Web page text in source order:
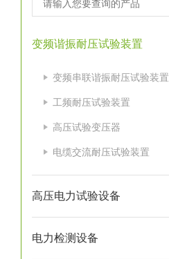
变频谐振耐压试验装置
变频串联谐振耐压试验装置
工频耐压试验装置
高压试验变压器
电缆交流耐压试验装置
高压电力试验设备
电力检测设备